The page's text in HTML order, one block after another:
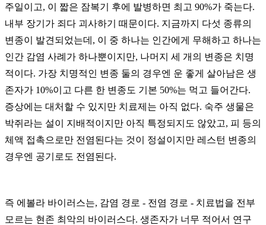
주일이고, 이 짧은 잠복기 후에 발병하면 최고 90%가 죽는다.
내부 장기가 죄다 괴사하기 때문이다. 지금까지 다섯 종류의
변종이 발견되었는데, 이 중 하나는 인간에게 무해하고 하나는
인간 감염 사례가 하나뿐이지만, 나머지 세 개의 변종은 치명
적이다. 가장 치명적인 변종 둘의 경우엔 운 좋게 살아남은 생
존자가 10%이고 다른 한 변종도 기본 50%는 먹고 들어간다.
증상에는 대처할 수 있지만 치료제는 아직 없다. 숙주 생물은
박쥐라는 설이 지배적이지만 아직 특정되지도 않았고, 피 등의
체액 접촉으로만 전염된다는 것이 정설이지만 레스턴 변종의
경우엔 공기로도 전염된다.
즉 에볼라 바이러스는, 감염 경로 - 전염 경로 - 치료법을 전부
모르는 현존 최악의 바이러스다. 생존자가 너무 적어서 연구